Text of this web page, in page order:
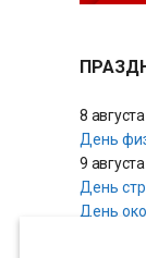
8
День
9
День
День